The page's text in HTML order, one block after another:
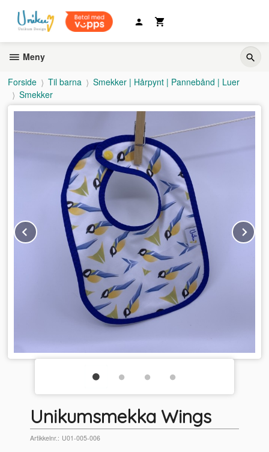
innholdet
Meny
Forside Til barna
Smekker | Hårpynt | Pannebånd | Luer
Smekker
Prev
Unikumsmekka Wings
Artikkelnr.: U01-005-006